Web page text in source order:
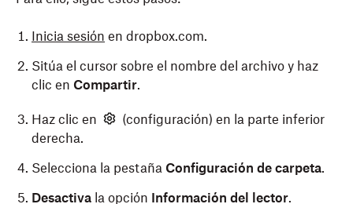
Inicia sesión en dropbox.com.
Sitúa el cursor sobre el nombre del archivo y haz
clic en Compartir.
Haz clic en
(configuración) en la parte inferior
derecha.
Selecciona la pestaña Configuración de carpeta.
Desactiva la opción Información del lector.